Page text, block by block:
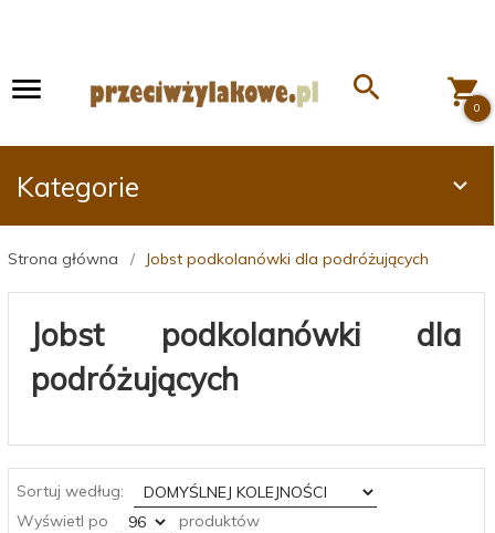
0
Kategorie
Strona główna Jobst podkolanówki dla podróżujących
Jobst podkolanówki dla
podróżujących
Sortuj według:
sort
Wyświetl po
pop produktów